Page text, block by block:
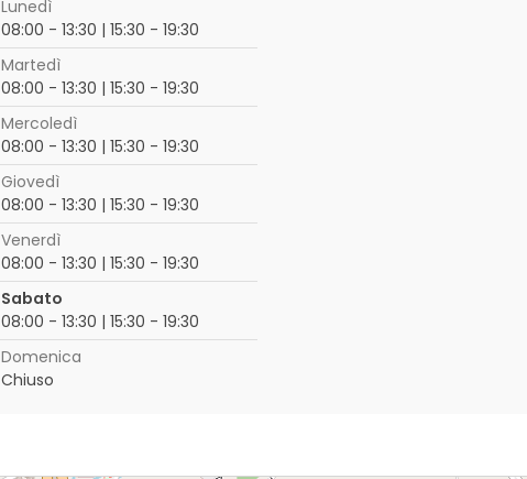
Lunedì
08:00 - 13:30 | 15:30 - 19:30
Martedì
08:00 - 13:30 | 15:30 - 19:30
Mercoledì
08:00 - 13:30 | 15:30 - 19:30
Giovedì
08:00 - 13:30 | 15:30 - 19:30
Venerdì
08:00 - 13:30 | 15:30 - 19:30
Sabato
08:00 - 13:30 | 15:30 - 19:30
Domenica
Chiuso